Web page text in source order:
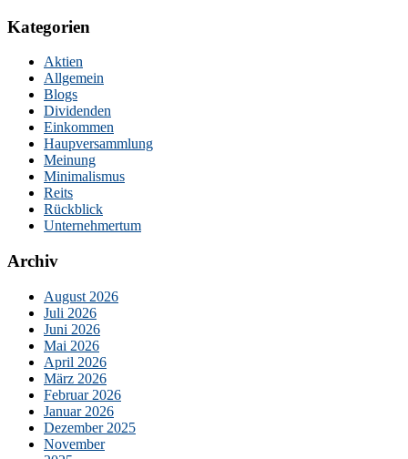
Kategorien
Aktien
Allgemein
Blogs
Dividenden
Einkommen
Haupversammlung
Meinung
Minimalismus
Reits
Rückblick
Unternehmertum
Archiv
August 2026
Juli 2026
Juni 2026
Mai 2026
April 2026
März 2026
Februar 2026
Januar 2026
Dezember 2025
November